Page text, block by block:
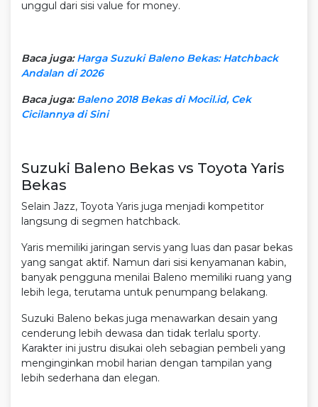
unggul dari sisi value for money.
Baca juga:Harga Suzuki Baleno Bekas: Hatchback
Andalan di 2026
Baca juga:Baleno 2018 Bekas di Mocil.id, Cek
Cicilannya di Sini
Suzuki Baleno Bekas vs Toyota Yaris
Bekas
Selain Jazz, Toyota Yaris juga menjadi kompetitor
langsung di segmen hatchback.
Yaris memiliki jaringan servis yang luas dan pasar bekas
yang sangat aktif. Namun dari sisi kenyamanan kabin,
banyak pengguna menilai Baleno memiliki ruang yang
lebih lega, terutama untuk penumpang belakang.
Suzuki Baleno bekas juga menawarkan desain yang
cenderung lebih dewasa dan tidak terlalu sporty.
Karakter ini justru disukai oleh sebagian pembeli yang
menginginkan mobil harian dengan tampilan yang
lebih sederhana dan elegan.